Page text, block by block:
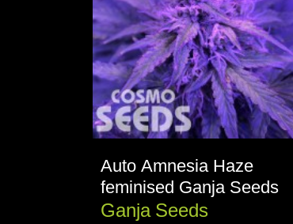
Auto Amnesia Haze
feminised Ganja Seeds
Ganja Seeds